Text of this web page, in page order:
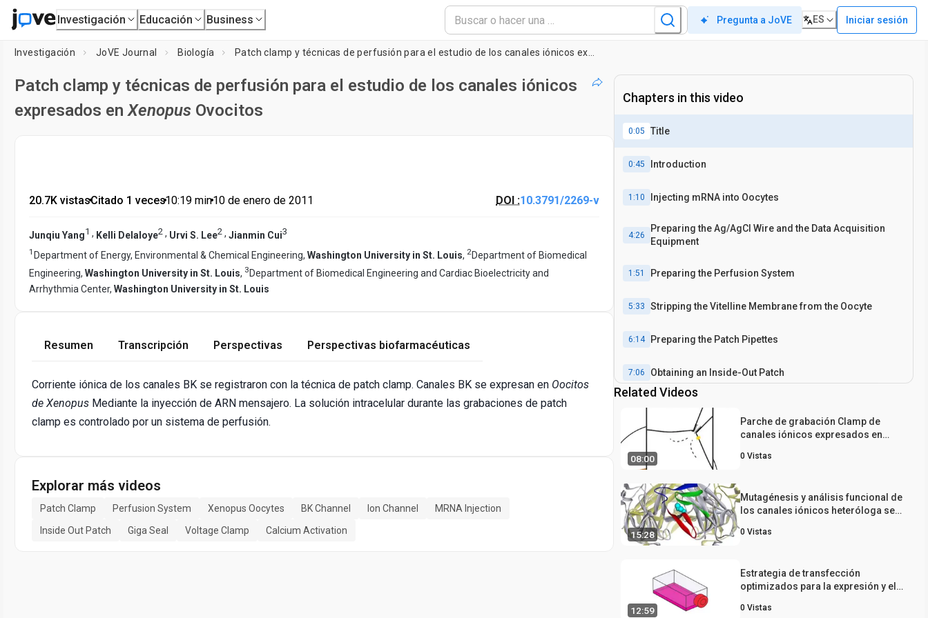
Investigación Educación Business Pregunta a JoVE ES Iniciar sesión
Investigación JoVE Journal Biología
Patch clamp y técnicas de perfusión para el estudio de los canales iónicos
expresados ​​en Xenopus Ovocitos
20.7K vistas•Citado 1 veces•10:19 min•10 de enero de 2011 DOI :10.3791/2269-v
Junqiu Yang1 , Kelli Delaloye2 , Urvi S. Lee2 , Jianmin Cui3
1 Department of Energy, Environmental & Chemical Engineering, Washington University in St. Louis, 2Department of Biomedical
Engineering, Washington University in St. Louis, 3 Department of Biomedical Engineering and Cardiac Bioelectricity and
Arrhythmia Center, Washington University in St. Louis
Resumen Transcripción Perspectivas Perspectivas biofarmacéuticas
Corriente iónica de los canales BK se registraron con la técnica de patch clamp. Canales BK se expresan en Oocitos
de Xenopus Mediante la inyección de ARN mensajero. La solución intracelular durante las grabaciones de patch
clamp es controlado por un sistema de perfusión.
Explorar más videos
Patch Clamp Perfusion System Xenopus Oocytes BK Channel Ion Channel
MRNA Injection
Inside Out Patch
Giga Seal Voltage Clamp Calcium Activation
Chapters in this video
0:05 Title
0:45 Introduction
1:10 Injecting mRNA into Oocytes
4:26
Preparing the Ag/AgCl Wire and the Data Acquisition
Equipment
1:51 Preparing the Perfusion System
5:33 Stripping the Vitelline Membrane from the Oocyte
6:14 Preparing the Patch Pipettes
7:06 Obtaining an Inside-Out Patch
Patch Clamping
Recording of Wild-Type BK Channels on and Oocyte
Membrane Patch
9:57 Conclusion
Related Videos
08:00
Parche de grabación Clamp de
canales iónicos expresados ​​en
0 Vistas
15:28
Mutagénesis y análisis funcional de
los canales iónicos heteróloga se
0 Vistas
12:59
Estrategia de transfección
optimizados para la expresión y el
canales iónicos recombinantes del
0 Vistas